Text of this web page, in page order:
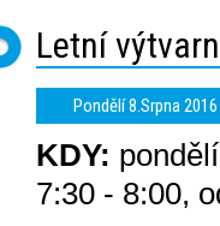
Letní
Pondělí 8.Srpna 2016
KDY:
7:30 - 8:00,